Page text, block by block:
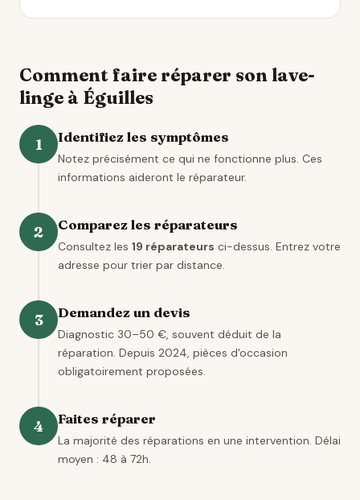
Comment faire réparer son lave-
linge à Éguilles
1 Identifiez les symptômes
Notez précisément ce qui ne fonctionne plus. Ces
informations aideront le réparateur.
2 Comparez les réparateurs
Consultez les 19 réparateurs ci-dessus. Entrez votre
adresse pour trier par distance.
3 Demandez un devis
Diagnostic 30–50 €, souvent déduit de la
réparation. Depuis 2024, pièces d'occasion
obligatoirement proposées.
4 Faites réparer
La majorité des réparations en une intervention. Délai
moyen : 48 à 72h.